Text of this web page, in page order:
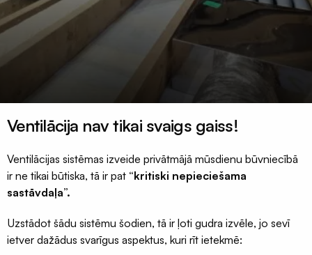
Ventilācija nav tikai svaigs gaiss!
Ventilācijas sistēmas izveide privātmājā mūsdienu būvniecībā
ir ne tikai būtiska, tā ir pat “kritiski nepieciešama
sastāvdaļa”.
Uzstādot šādu sistēmu šodien, tā ir ļoti gudra izvēle, jo sevī
ietver dažādus svarīgus aspektus, kuri rīt ietekmē:
Celtniecības
aizsargplēves
Putekļu
120mik
Termorukuma
plēves
Polietilēna
plēves
Silto